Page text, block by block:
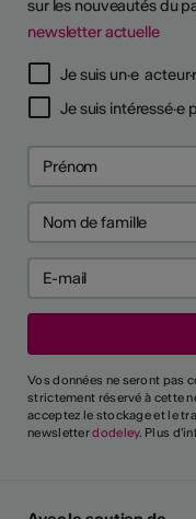
D'ARTISTES
sur les nouveautés du
newsletter actuelle
Je suis un·e
Je suis intéressé·e
Vos données ne seront pas
strictement réservé à cette
acceptez le stockage et le
newsletterdodeley. Plus